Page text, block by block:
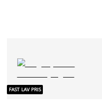
FAST LAV PRIS